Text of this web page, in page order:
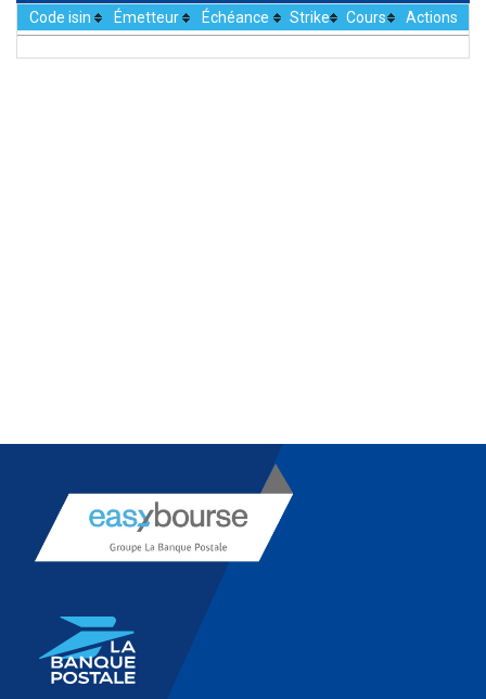
Code isin Émetteur Échéance Strike Cours Actions